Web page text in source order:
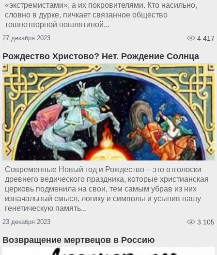
«экстремистами», а их покровителями. Кто насильно,
словно в дурке, пичкает связанное общество
тошнотворной пошлятиной...
27 декабря 2023 4 417
Рождество Христово? Нет. Рождение Солнца
Современные Новый год и Рождество – это отголоски
древнего ведического праздника, которые христианская
церковь подменила на свои, тем самым убрав из них
изначальный смысл, логику и символы и усыпив нашу
генетическую память...
23 декабря 2023 3 105
Возвращение мертвецов в Россию